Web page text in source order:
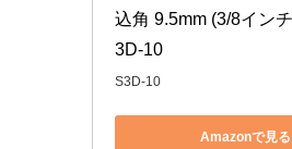
込角 9.5mm (3/8イン
3D-10
S3D-10
Amazonで見る